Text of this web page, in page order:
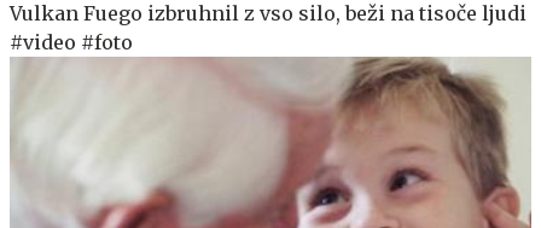
Vulkan Fuego izbruhnil z vso silo, beži na tisoče ljudi
#video #foto